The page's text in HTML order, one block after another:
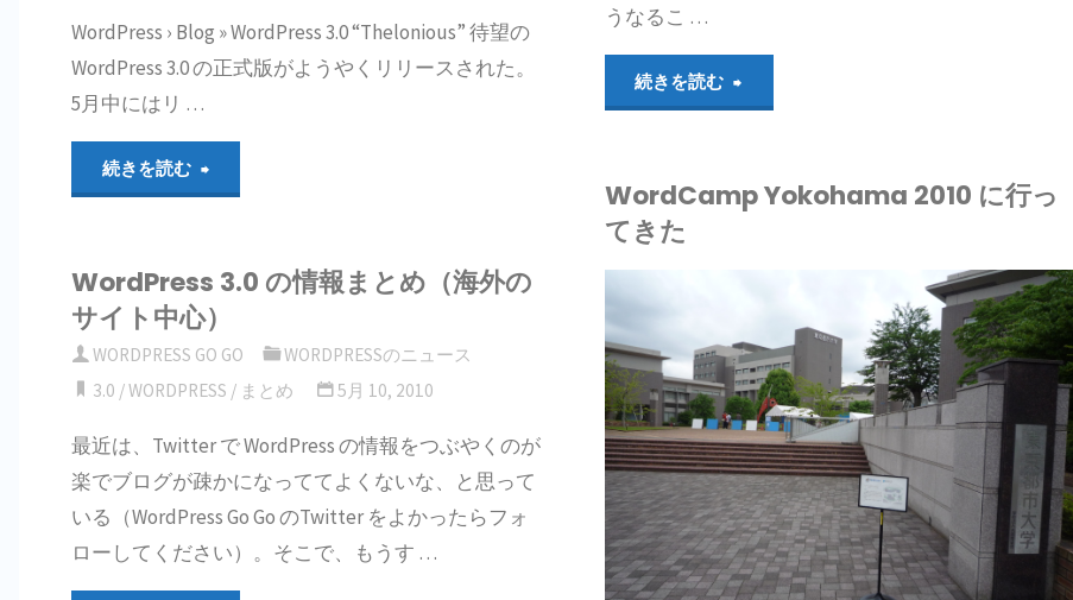
ュ
ア
ル
が
き
ま
た"
厳
の
流
れ"
催
第
3
位！"
っ
き
た"
うなるこ …
続きを読む
2010
っ
て
き
た"
WordPress › Blog » WordPress 3.0 “Thelonious” 待望の
WordPress 3.0 の正式版がようやくリリースされた。
5月中にはリ …
続きを読む "WordPress
正
式
版
つ
に
WordCamp Yokohama 2010 に行っ
てきた
WORDPRESSのニュ
WordPress 3.0 の情報まとめ（海外の
サイト中心）
WORDPRESS GO GO
WORDPRESSのニュース
3.0 /WORDPRESS / まとめ 5月 10, 2010
最近は、Twitter で WordPress の情報をつぶやくのが
楽でブログが疎かになっててよくないな、と思って
いる（WordPress Go Go のTwitter をよかったらフォ
ローしてください）。そこで、もうす …